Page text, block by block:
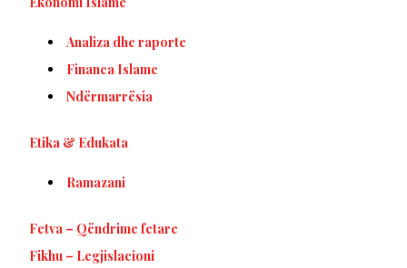
Analiza dhe raporte
Financa Islame
Ndërmarrësia
Etika & Edukata
Ramazani
Fetva – Qëndrime fetare
Fikhu – Legjislacioni